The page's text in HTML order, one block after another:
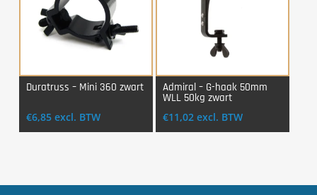
Duratruss – Mini 360 zwart
€6,85 excl. BTW
Login Voor Aankoop
Admiral – G-haak 50mm
WLL 50kg zwart
€11,02 excl. BTW